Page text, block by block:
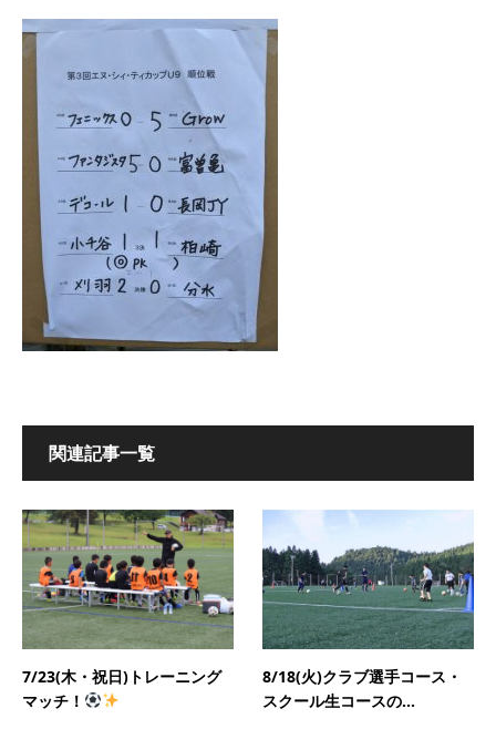
関連記事一覧
7/23(木・祝日)トレーニング
マッチ！
8/18(火)クラブ選手コース・
スクール生コースの...